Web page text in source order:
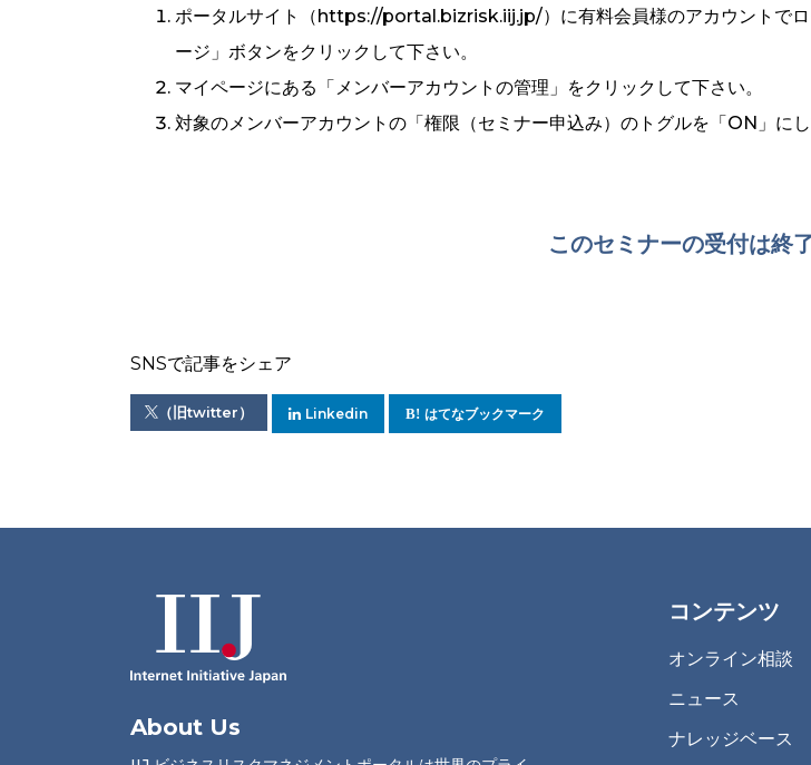
ポータルサイト（https://portal.bizrisk.iij.jp/）に有料会員様のアカウントで
ージ」ボタンをクリックして下さい。
マイページにある「メンバーアカウントの管理」をクリックして下さい。
対象のメンバーアカウントの「権限（セミナー申込み）のトグルを「ON」にし
このセミナーの受付は終
SNSで記事をシェア
（旧twitter） Linkedin はてなブックマーク
About Us
コンテンツ
オンライン相談
ニュース
ナレッジベース